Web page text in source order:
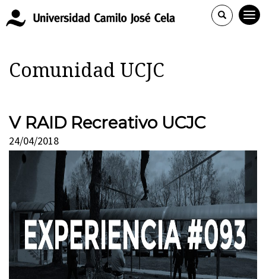
Comunidad UCJC
V RAID Recreativo UCJC
24/04/2018